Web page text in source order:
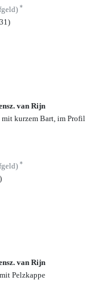
*
van Rijn
kurzem Bart, im Profil
*
van Rijn
Pelzkappe